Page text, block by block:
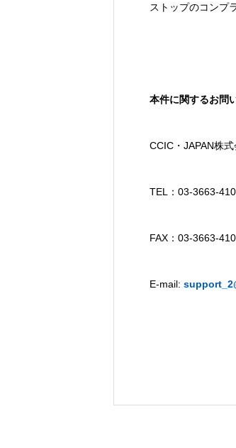
ストップのコンプ
本件に関するお問
CCIC・JAPAN株
TEL：03-3663-
FAX：03-3663-
E-mail: